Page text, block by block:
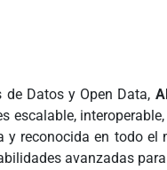
Datos y Open Data,
escalable,
reconocida en todo el
avanzadas